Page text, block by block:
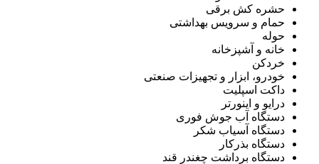
حشره کش برقی
حمام و سرویس بهداشتی
حوله
خانه و آشپزخانه
خردکن
خودرو، ابزار و تجهیزات صنعتی
داکت اسپلیت
درایو و اینورتر
دستگاه آب جوش فوری
دستگاه آسیاب شکر
دستگاه بذرکار
دستگاه برداشت چغندر قند